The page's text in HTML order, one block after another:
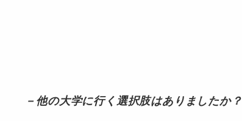
－他の大学に行く選択肢はありましたか？